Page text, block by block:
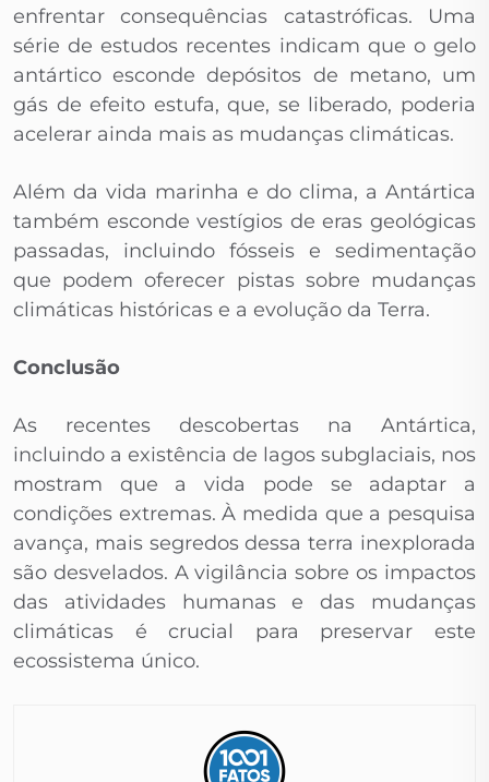
enfrentar consequências catastróficas. Uma
série de estudos recentes indicam que o gelo
antártico esconde depósitos de metano, um
gás de efeito estufa, que, se liberado, poderia
acelerar ainda mais as mudanças climáticas.
Além da vida marinha e do clima, a Antártica
também esconde vestígios de eras geológicas
passadas, incluindo fósseis e sedimentação
que podem oferecer pistas sobre mudanças
climáticas históricas e a evolução da Terra.
Conclusão
As recentes descobertas na Antártica,
incluindo a existência de lagos subglaciais, nos
mostram que a vida pode se adaptar a
condições extremas. À medida que a pesquisa
avança, mais segredos dessa terra inexplorada
são desvelados. A vigilância sobre os impactos
das atividades humanas e das mudanças
climáticas é crucial para preservar este
ecossistema único.